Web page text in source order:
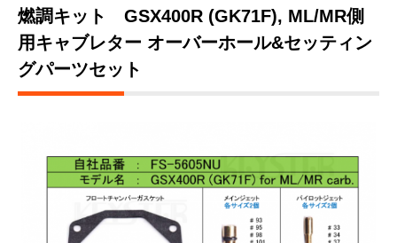
燃調キット GSX400R (GK71F), ML/MR側
用キャブレター オーバーホール&セッティン
グパーツセット